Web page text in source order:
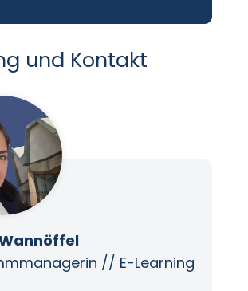
und Kontakt
// E-Learning